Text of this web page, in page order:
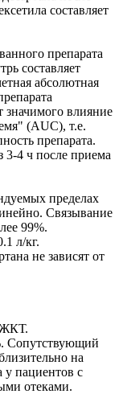
составляет
препарата
составляет
абсолютная
значимого влияние
(AUC), т.е.
препарата.
3-4 ч после приема
пределах
Связывание
99%.
л/кг.
не зависят от
ЖКТ.
Сопутствующий
на
у пациентов с
отеками.